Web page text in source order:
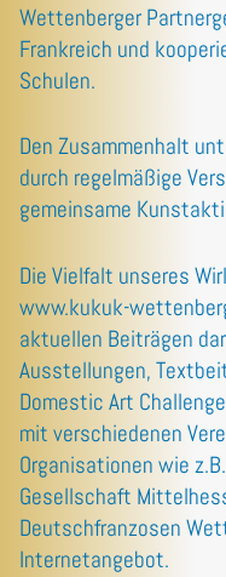
Wettenberger
Frankreich und
Schulen.
Den Zusammenhalt
durch regelmäßige
gemeinsame
Die Vielfalt unseres
www.kukuk-
aktuellen Beiträgen
Ausstellungen,
Domestic Art
mit verschiedenen
Organisationen wie
Gesellschaft
Deutschfranzosen
Internetangebot.